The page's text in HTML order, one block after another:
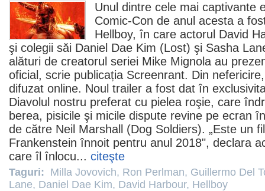
Unul dintre cele mai captivante
Comic-Con de anul acesta a
Hellboy, în care actorul David
şi colegii săi Daniel Dae Kim (Lost) şi Sasha
alături de creatorul seriei Mike Mignola au
oficial, scrie publicația Screenrant. Din
difuzat online. Noul trailer a fost dat în
Diavolul nostru preferat cu pielea roşie, care
berea, pisicile şi micile dispute revine pe ecran
de către Neil Marshall (Dog Soldiers). „Este un
Frankenstein înnoit pentru anul 2018", declara
care îl înlocu... citeşte
Taguri: Milla Jovovich, Ron Perlman, Guillermo Del
Lane, Daniel Dae Kim, David Harbour, Hellboy